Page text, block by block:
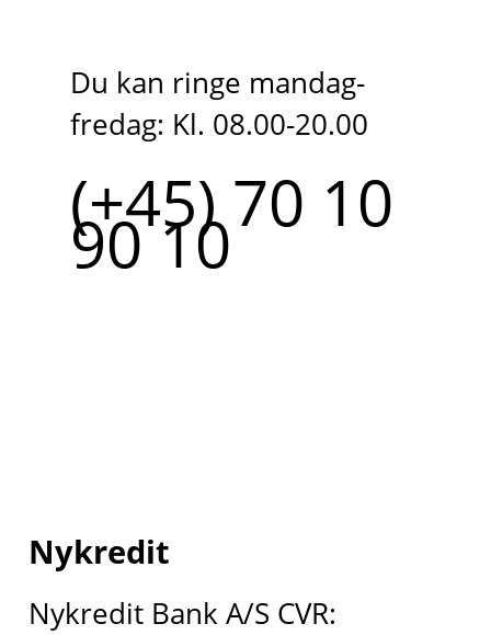
Du kan ringe mandag-
fredag: Kl. 08.00-20.00
(+45) 70 10
90 10
Nykredit
Nykredit Bank A/S CVR: